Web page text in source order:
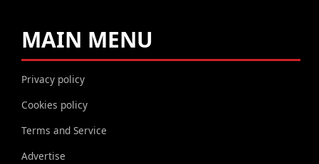
MAIN MENU
Privacy policy
Cookies policy
Terms and Service
Advertise